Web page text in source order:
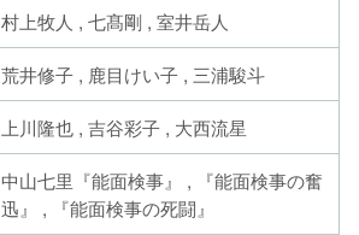
村上牧人 , 七髙剛 , 室井岳人
荒井修子 , 鹿目けい子 , 三浦駿斗
上川隆也 , 吉谷彩子 , 大西流星
中山七里『能面検事』 , 『能面検事の奮
迅』 , 『能面検事の死闘』